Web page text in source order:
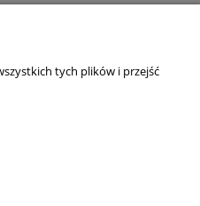
tych plików i przejść